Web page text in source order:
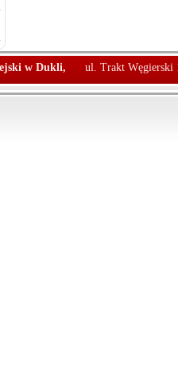
w Dukli, ul. Trakt Węgierski